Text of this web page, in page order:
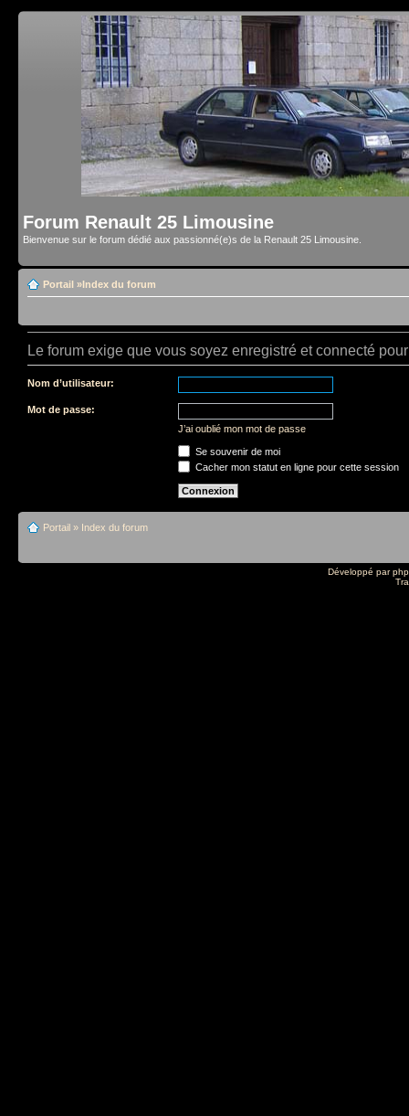
Forum Renault 25 Limousine
Bienvenue sur le forum dédié aux passionné(e)s de la Renault 25 Limousine.
Portail »Index du forum
Le forum exige que vous soyez enregistré et connecté
Nom d’utilisateur:
Mot de passe:
J’ai oublié mon mot de passe
Se souvenir de moi
Cacher mon statut en ligne pour cette session
Portail » Index du forum
Développé par